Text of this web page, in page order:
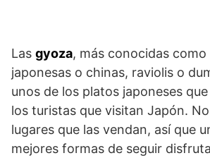
Las gyoza, más conocidas
japonesas o chinas, raviolis o
unos de los platos japoneses
los turistas que visitan Japón.
lugares que las vendan, así que
mejores formas de seguir